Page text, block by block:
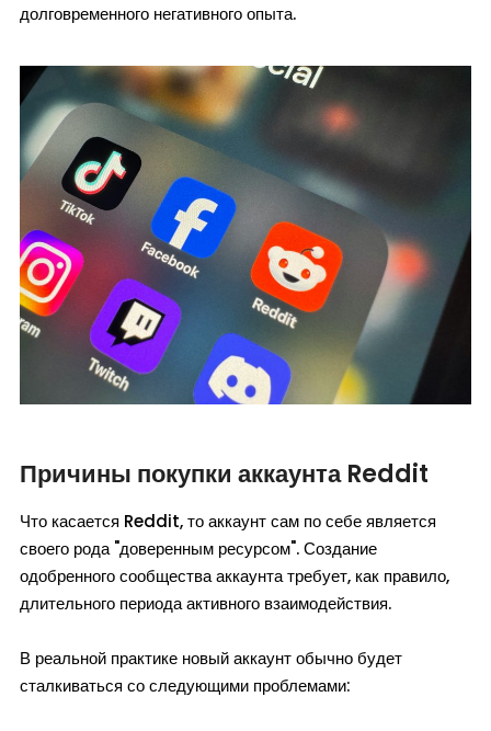
долговременного негативного опыта.
Причины покупки аккаунта Reddit
Что касается Reddit, то аккаунт сам по себе является
своего рода "доверенным ресурсом". Создание
одобренного сообщества аккаунта требует, как правило,
длительного периода активного взаимодействия.
В реальной практике новый аккаунт обычно будет
сталкиваться со следующими проблемами: